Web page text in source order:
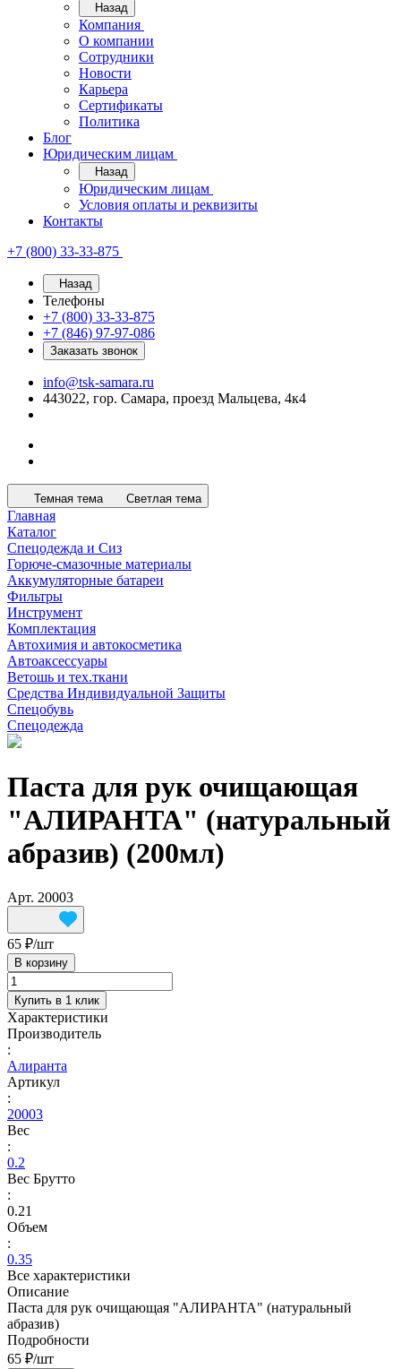
Назад
Компания
О компании
Сотрудники
Новости
Карьера
Сертификаты
Политика
Блог
Юридическим лицам
Назад
Юридическим лицам
Условия оплаты и реквизиты
Контакты
+7 (800) 33-33-875
Назад
Телефоны
+7 (800) 33-33-875
+7 (846) 97-97-086
Заказать звонок
info@tsk-samara.ru
443022, гор. Самара, проезд Мальцева, 4к4
Темная тема Светлая тема
Главная
Каталог
Спецодежда и Сиз
Горюче-смазочные материалы
Аккумуляторные батареи
Фильтры
Инструмент
Комплектация
Автохимия и автокосметика
Автоаксессуары
Ветошь и тех.ткани
Средства Индивидуальной Защиты
Спецобувь
Спецодежда
Паста для рук очищающая
"АЛИРАНТА" (натуральный
абразив) (200мл)
Арт. 20003
65 ₽/шт
В корзину
Купить в 1 клик
Характеристики
Производитель
:
Алиранта
Артикул
:
20003
Вес
:
0.2
Вес Брутто
:
0.21
Объем
:
0.35
Все характеристики
Описание
Паста для рук очищающая "АЛИРАНТА" (натуральный
абразив)
Подробности
65 ₽/шт